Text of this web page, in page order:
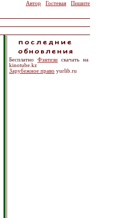
Автор Гостевая Пишите
Бесплатно Фэнтези скачать на
kinotube.kz
Зарубежное право yurlib.ru